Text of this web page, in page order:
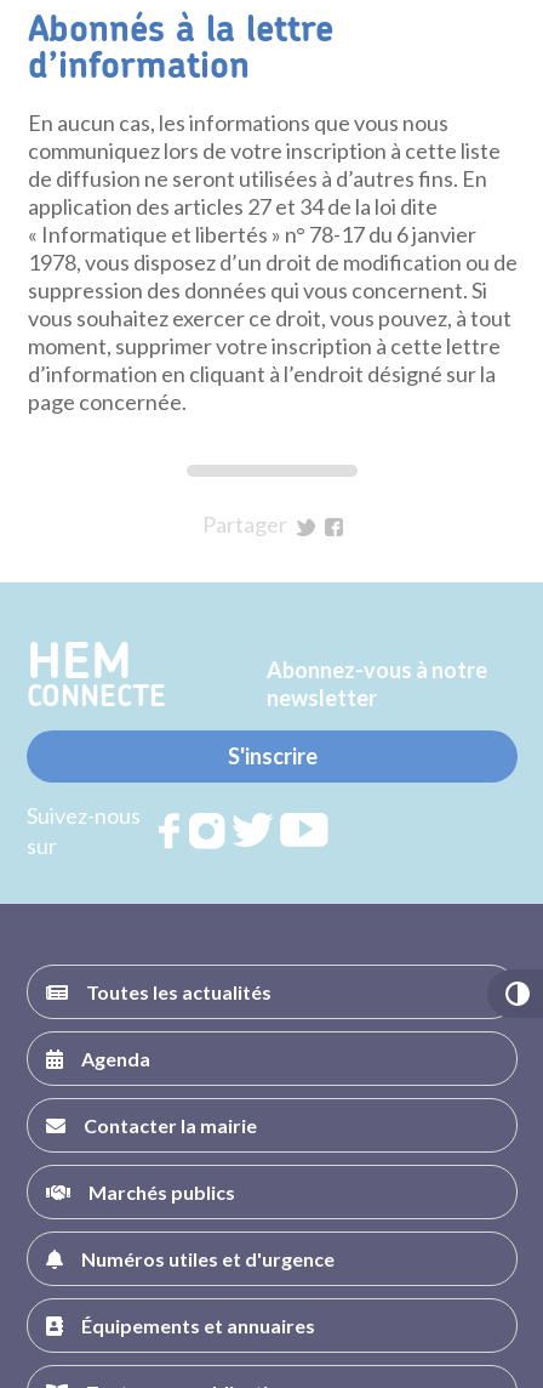
Abonnés à la lettre
d’information
En aucun cas, les informations que vous nous
communiquez lors de votre inscription à cette liste
de diffusion ne seront utilisées à d’autres fins. En
application des articles 27 et 34 de la loi dite
« Informatique et libertés » n° 78-17 du 6 janvier
1978, vous disposez d’un droit de modification ou de
suppression des données qui vous concernent. Si
vous souhaitez exercer ce droit, vous pouvez, à tout
moment, supprimer votre inscription à cette lettre
d’information en cliquant à l’endroit désigné sur la
page concernée.
Partager
Twitter
Facebook
HEM
CONNECTE
Abonnez-vous à notre
newsletter
S'inscrire
Suivez-nous
sur
RejoignezRejoignezRejoignez
Toutes les actualités
Agenda
Contacter la mairie
Marchés publics
Numéros utiles et d'urgence
Équipements et annuaires